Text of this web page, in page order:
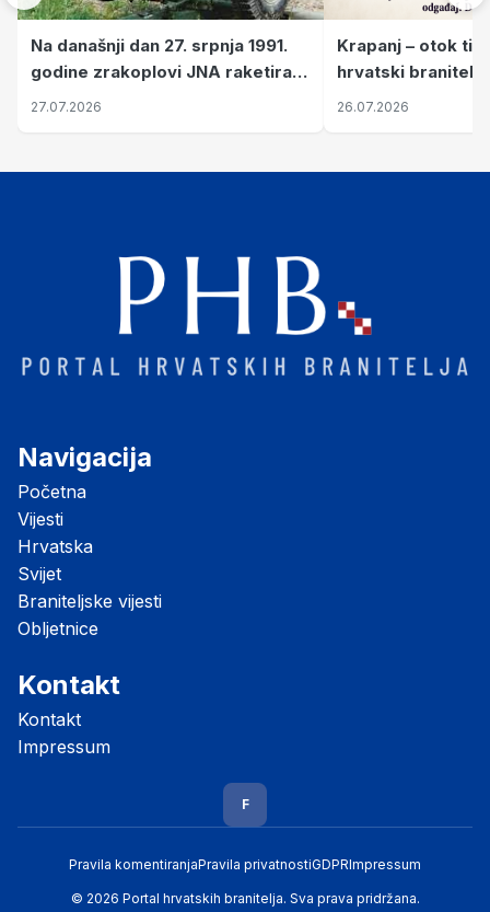
Na današnji dan 27. srpnja 1991.
godine zrakoplovi JNA raketirali
su vojarnu i obučni centar "Nikola
27.07.2026
Krapanj – otok
hrvatski branitelji
pronalaze mir
26.07.2026
Navigacija
Početna
Vijesti
Hrvatska
Svijet
Braniteljske vijesti
Obljetnice
Kontakt
Kontakt
Impressum
F
Pravila komentiranjaPravila privatnostiGDPRImpressum
© 2026 Portal hrvatskih branitelja. Sva prava pridržana.